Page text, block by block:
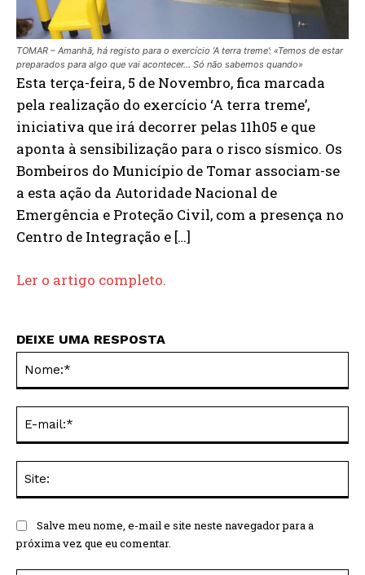
TOMAR – Amanhã, há registo para o exercício ‘A terra treme’: «Temos de estar
preparados para algo que vai acontecer… Só não sabemos quando»
Esta terça-feira, 5 de Novembro, fica marcada
pela realização do exercício ‘A terra treme’,
iniciativa que irá decorrer pelas 11h05 e que
aponta à sensibilização para o risco sísmico. Os
Bombeiros do Município de Tomar associam-se
a esta ação da Autoridade Nacional de
Emergência e Proteção Civil, com a presença no
Centro de Integração e […]
Ler o artigo completo.
DEIXE UMA RESPOSTA
Salve meu nome, e-mail e site neste navegador para a
próxima vez que eu comentar.